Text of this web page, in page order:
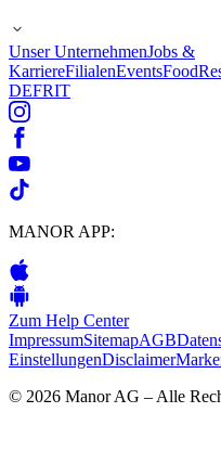
Unser UnternehmenJobs &
KarriereFilialenEventsFood
DEFRIT
MANOR APP:
Zum Help Center
ImpressumSitemapAGB
EinstellungenDisclaimer
© 2026 Manor AG – Alle